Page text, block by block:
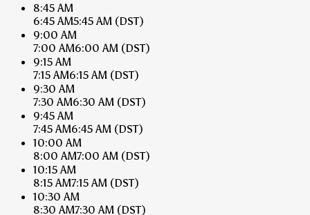
8:45 AM
6:45 AM5:45 AM (DST)
9:00 AM
7:00 AM6:00 AM (DST)
9:15 AM
7:15 AM6:15 AM (DST)
9:30 AM
7:30 AM6:30 AM (DST)
9:45 AM
7:45 AM6:45 AM (DST)
10:00 AM
8:00 AM7:00 AM (DST)
10:15 AM
8:15 AM7:15 AM (DST)
10:30 AM
8:30 AM7:30 AM (DST)